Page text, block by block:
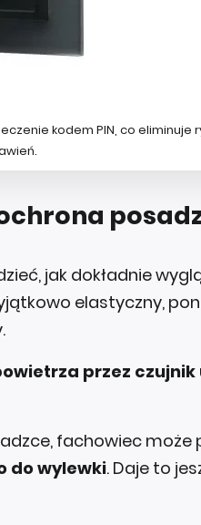
kodem PIN, co eliminuje
jak dokładnie
elastyczny,
przez czujnik
fachowiec może
do wylewki. Daje to